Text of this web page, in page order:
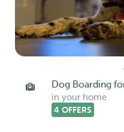
Dog Boarding
in your home
4 OFFERS